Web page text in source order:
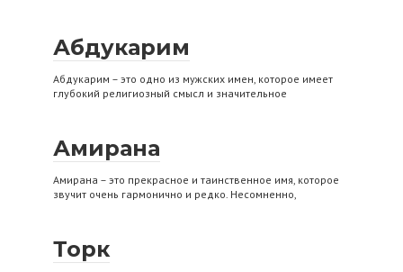
Абдукарим
Абдукарим – это одно из мужских имен, которое имеет
глубокий религиозный смысл и значительное
Амирана
Амирана – это прекрасное и таинственное имя, которое
звучит очень гармонично и редко. Несомненно,
Торк